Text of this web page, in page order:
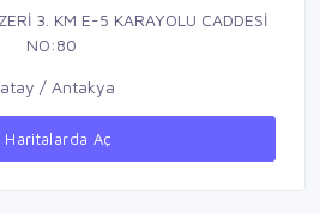
3. KM E-5 KARAYOLU CADDESİ
NO:80
/ Antakya
Haritalarda Aç